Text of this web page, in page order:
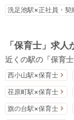
洗足池駅×正社員・契
「保育士」求人
近くの駅の「保育
西小山駅×保育士
荏原町駅×保育士
旗の台駅×保育士